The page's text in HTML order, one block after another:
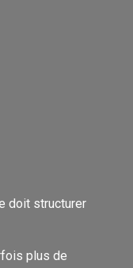
doit structurer
plus de